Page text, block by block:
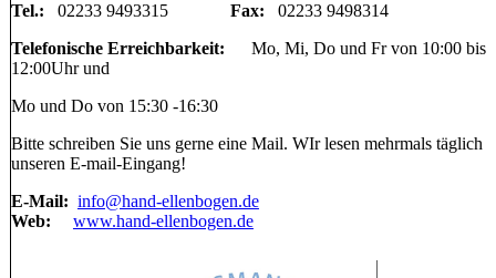
Tel.: 02233 9493315 Fax: 02233 9498314
Telefonische Erreichbarkeit: Mo, Mi, Do und Fr von 10:00 bis
12:00Uhr und
Mo und Do von 15:30 -16:30
Bitte schreiben Sie uns gerne eine Mail. WIr lesen mehrmals täglich
unseren E-mail-Eingang!
E-Mail: info@hand-ellenbogen.de
Web:
www.hand-ellenbogen.de